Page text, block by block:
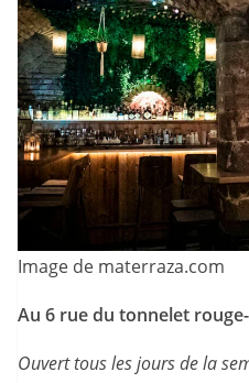
Image de materraza.com
Au 6 rue du tonnelet
Ouvert tous les jours de la